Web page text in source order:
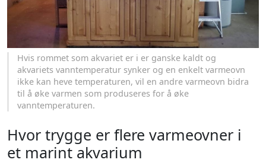
Hvis rommet som akvariet er i er ganske kaldt og
akvariets vanntemperatur synker og en enkelt varmeovn
ikke kan heve temperaturen, vil en andre varmeovn bidra
til å øke varmen som produseres for å øke
vanntemperaturen.
Hvor trygge er flere varmeovner i
et marint akvarium